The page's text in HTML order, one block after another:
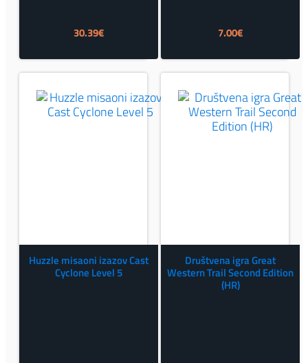
30.39€ 7.00€
Huzzle misaoni izazov Cast
Cyclone Level 5
Društvena igra Great
Western Trail Second Edition
(HR)